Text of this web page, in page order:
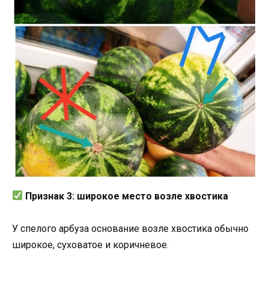
Признак 3: широкое место возле хвостика
У спелого арбуза основание возле хвостика обычно
широкое, суховатое и коричневое.